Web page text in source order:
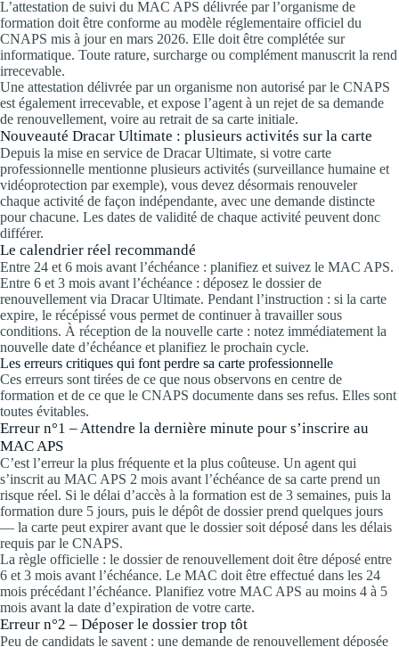
L’attestation de suivi du MAC APS délivrée par l’organisme de
formation doit être conforme au modèle réglementaire officiel du
CNAPS mis à jour en mars 2026. Elle doit être complétée sur
informatique. Toute rature, surcharge ou complément manuscrit la rend
irrecevable.
Une attestation délivrée par un organisme non autorisé par le CNAPS
est également irrecevable, et expose l’agent à un rejet de sa demande
de renouvellement, voire au retrait de sa carte initiale.
Nouveauté Dracar Ultimate : plusieurs activités sur la carte
Depuis la mise en service de Dracar Ultimate, si votre carte
professionnelle mentionne plusieurs activités (surveillance humaine et
vidéoprotection par exemple), vous devez désormais renouveler
chaque activité de façon indépendante, avec une demande distincte
pour chacune. Les dates de validité de chaque activité peuvent donc
différer.
Le calendrier réel recommandé
Entre 24 et 6 mois avant l’échéance : planifiez et suivez le MAC APS.
Entre 6 et 3 mois avant l’échéance : déposez le dossier de
renouvellement via Dracar Ultimate. Pendant l’instruction : si la carte
expire, le récépissé vous permet de continuer à travailler sous
conditions. À réception de la nouvelle carte : notez immédiatement la
nouvelle date d’échéance et planifiez le prochain cycle.
Les erreurs critiques qui font perdre sa carte professionnelle
Ces erreurs sont tirées de ce que nous observons en centre de
formation et de ce que le CNAPS documente dans ses refus. Elles sont
toutes évitables.
Erreur n°1 – Attendre la dernière minute pour s’inscrire au
MAC APS
C’est l’erreur la plus fréquente et la plus coûteuse. Un agent qui
s’inscrit au MAC APS 2 mois avant l’échéance de sa carte prend un
risque réel. Si le délai d’accès à la formation est de 3 semaines, puis la
formation dure 5 jours, puis le dépôt de dossier prend quelques jours
— la carte peut expirer avant que le dossier soit déposé dans les délais
requis par le CNAPS.
La règle officielle : le dossier de renouvellement doit être déposé entre
6 et 3 mois avant l’échéance. Le MAC doit être effectué dans les 24
mois précédant l’échéance. Planifiez votre MAC APS au moins 4 à 5
mois avant la date d’expiration de votre carte.
Erreur n°2 – Déposer le dossier trop tôt
Peu de candidats le savent : une demande de renouvellement déposée